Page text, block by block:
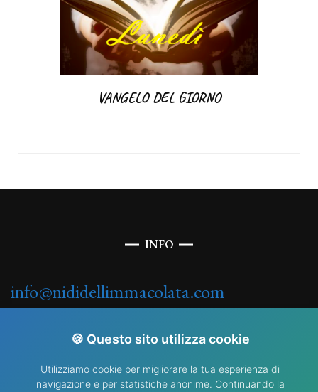
VANGELO DEL GIORNO
INFO
info@nididellimmacolata.com
🍪 Questo sito utilizza cookie
Utilizziamo cookie per migliorare la tua esperienza di
navigazione e per statistiche anonime. Continuando la